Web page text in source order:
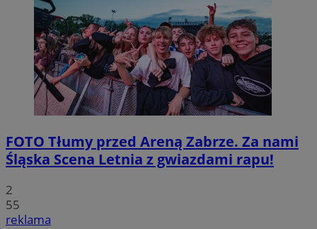
FOTO Tłumy przed Areną Zabrze. Za nami
Śląska Scena Letnia z gwiazdami rapu!
2
55
reklama